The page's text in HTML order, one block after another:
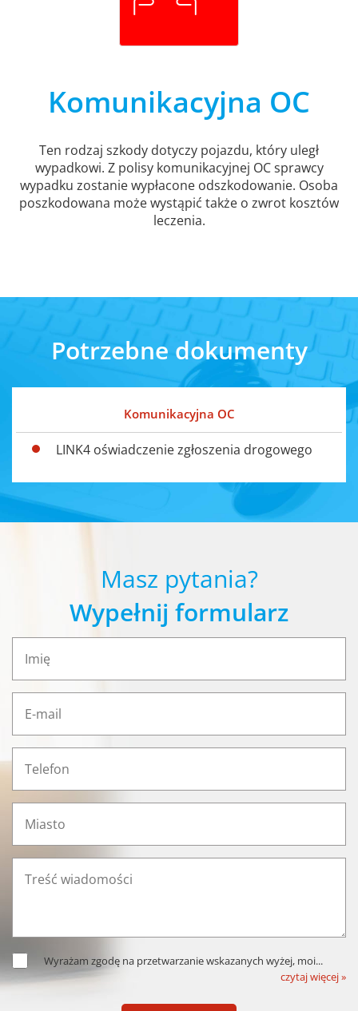
Komunikacyjna OC
Ten rodzaj szkody dotyczy pojazdu, który uległ
wypadkowi. Z polisy komunikacyjnej OC sprawcy
wypadku zostanie wypłacone odszkodowanie. Osoba
poszkodowana może wystąpić także o zwrot kosztów
leczenia.
Potrzebne dokumenty
Komunikacyjna OC
LINK4 oświadczenie zgłoszenia drogowego
Masz pytania?
Wypełnij formularz
Wyrażam zgodę na przetwarzanie wskazanych wyżej, moi...
czytaj więcej »